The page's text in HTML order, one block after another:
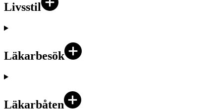
Livsstil
Läkarbesök
Läkarbåten